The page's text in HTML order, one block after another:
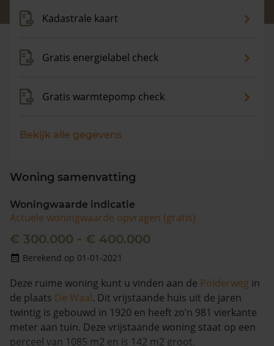
Kadastrale kaart
Gratis energielabel check
Gratis warmtepomp check
Bekijk alle gegevens
Woning samenvatting
Woningwaarde indicatie
Actuele woningwaarde opvragen (gratis)
€ 300.000 - € 400.000
Berekend op 01-01-2021
Deze ruime woning kunt u vinden aan de Polderweg in
de plaats De Waal. Dit vrijstaande huis uit de jaren
twintig is gebouwd in 1920 en heeft zo’n 981 vierkante
meter aan tuin. Deze vrijstaande woning staat op een
perceel van 1085 m2 en is 142 m2 groot.